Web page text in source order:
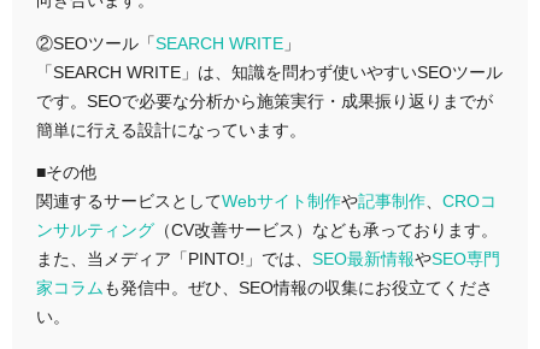
②SEOツール「SEARCH WRITE」
「SEARCH WRITE」は、知識を問わず使いやすいSEOツール
です。SEOで必要な分析から施策実行・成果振り返りまでが
簡単に行える設計になっています。
■その他
関連するサービスとしてWebサイト制作や記事制作、 CROコ
ンサルティング（CV改善サービス）なども承っております。
また、当メディア「PINTO!」では、 SEO最新情報やSEO専門
家コラムも発信中。ぜひ、SEO情報の収集にお役立てくださ
い。